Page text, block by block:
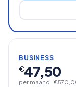
BUSINESS
€47,50
per maand ·